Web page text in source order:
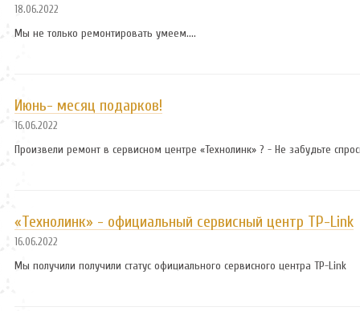
18.06.2022
Мы не только ремонтировать умеем....
Июнь- месяц подарков!
16.06.2022
Произвели ремонт в сервисном центре «Технолинк» ? - Не забудьте
«Технолинк» - официальный сервисный центр TP-Link
16.06.2022
Мы получили получили статус официального сервисного центра TP-Link